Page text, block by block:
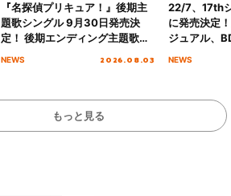
『名探偵プリキュア！』後期主
題歌シングル 9月30日発売決
定！ 後期エンディング主題歌
NEWS 2026.08.03
22/7、17th
に発売決定
ジュアル、
NEWS
もっと見る